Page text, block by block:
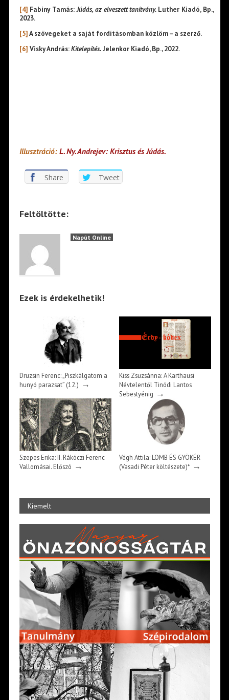
[4] Fabiny Tamás:Júdás, az elveszett tanítvány. Luther Kiadó, Bp.,
2023.
[5]A szövegeket a saját fordításomban közlöm – a szerző.
[6] Visky András:Kitelepítés.Jelenkor Kiadó, Bp., 2022.
Illusztráció: L. Ny. Andrejev: Krisztus és Júdás.
Share Tweet
Feltöltötte:
Napút Online
Ezek is érdekelhetik!
Druzsin Ferenc: „Piszkálgatom a
hunyó parazsat” (12.) →
Kiss Zsuzsánna: A Karthausi
Névtelentől Tinódi Lantos
Sebestyénig →
Szepes Erika: II. Rákóczi Ferenc
Vallomásai. Előszó →
Végh Attila: LOMB ÉS GYÖKÉR
(Vasadi Péter költészete)*→
Kiemelt